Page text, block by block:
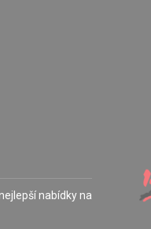
nabídky na